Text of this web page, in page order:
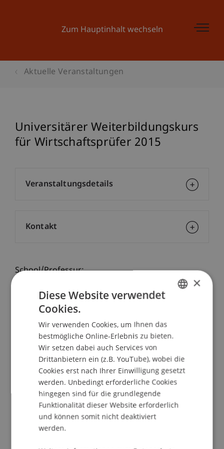
Zum Hauptinhalt wechseln
Aktuelle Veranstaltungen
Universitärer Weiterbildungskurs
für Wirtschaftsprüfer 2015
School/Professur:
Dieser universitäre Weiterbildungskurs richtet
sich an angehende WirtschaftsprüferInnen, um
Ihnen die in Liechtenstein spezifischen Inhalte zu
vermitteln, welche für die Vorbereitung auf die
liechtensteinische Prüfung für Wirtschaftsprüfer
im Sinne der Verordnung vom 3. Oktober 1995
über die Zulassungsprüfung für
Wirtschaftsprüfer (Prüfungsreglement)
erforderlich sind. Die erforderlichen Kenntnisse
erlangen Sie in jeweils 2 x 2 Kurstagen in den
folgenden Bereichen:
Veranstaltungsdetails
Kontakt
×
Diese Website verwendet
Cookies.
Wir verwenden Cookies, um Ihnen das
bestmögliche Online-Erlebnis zu bieten.
Wir setzen dabei auch Services von
Drittanbietern ein (z.B. YouTube), wobei die
Cookies erst nach Ihrer Einwilligung gesetzt
werden. Unbedingt erforderliche Cookies
hingegen sind für die grundlegende
Funktionalität dieser Website erforderlich
und können somit nicht deaktiviert
werden.